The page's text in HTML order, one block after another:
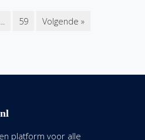
… 59 Volgende »
platform voor alle